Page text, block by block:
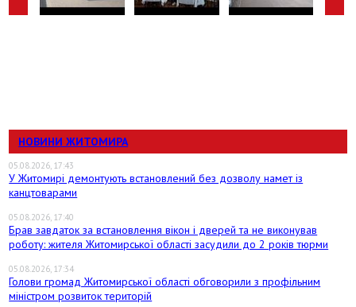
НОВИНИ ЖИТОМИРА
05.08.2026, 17:43
У Житомирі демонтують встановлений без дозволу намет із
канцтоварами
05.08.2026, 17:40
Брав завдаток за встановлення вікон і дверей та не виконував
роботу: жителя Житомирської області засудили до 2 років тюрми
05.08.2026, 17:34
Голови громад Житомирської області обговорили з профільним
міністром розвиток територій